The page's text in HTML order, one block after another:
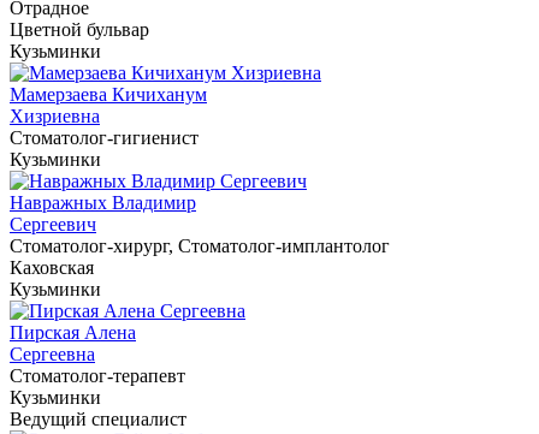
Отрадное
Цветной бульвар
Кузьминки
Мамерзаева Кичиханум
Хизриевна
Cтоматолог-гигиенист
Кузьминки
Навражных Владимир
Сергеевич
Cтоматолог-хирург, Cтоматолог-имплантолог
Каховская
Кузьминки
Пирская Алена
Сергеевна
Cтоматолог-терапевт
Кузьминки
Ведущий специалист